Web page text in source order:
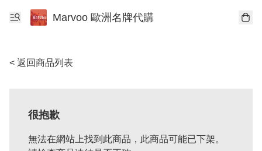
Marvoo 歐洲名牌代購
< 返回商品列表
很抱歉
無法在網站上找到此商品，此商品可能已下架。